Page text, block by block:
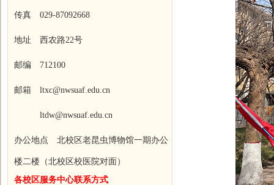
传真 029-87092668
地址 西农路22号
邮编 712100
邮箱 ltxc@nwsuaf.edu.cn
ltdw@nwsuaf.edu.cn
办公地点 北校区老昆虫博物馆一期办公
楼二楼（北校区校医院对面）
各校区服务中心联系方式